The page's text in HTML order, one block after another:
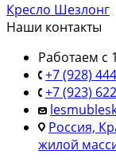
Кресло Шезлонг
Наши контакты
Работаем с
+7 (928)
+7 (923)
Россия,
жилой